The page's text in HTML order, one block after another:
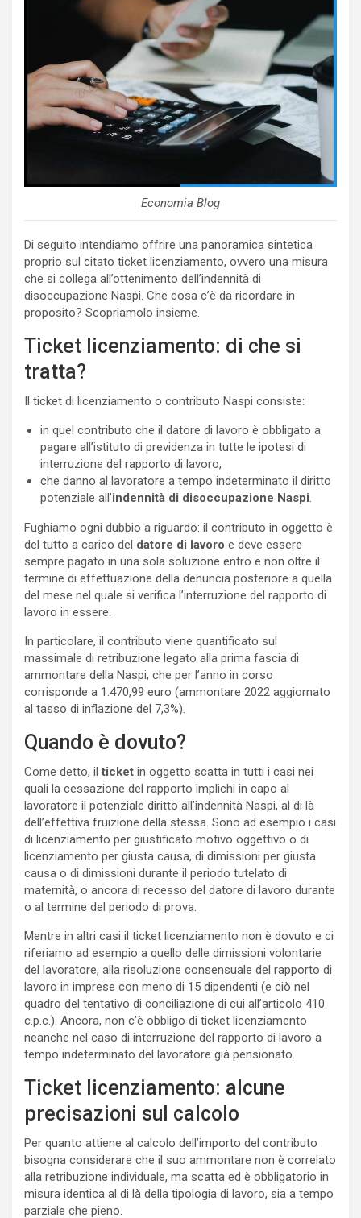
Economia Blog
Di seguito intendiamo offrire una panoramica sintetica
proprio sul citato ticket licenziamento, ovvero una misura
che si collega all’ottenimento dell’indennità di
disoccupazione Naspi. Che cosa c’è da ricordare in
proposito? Scopriamolo insieme.
Ticket licenziamento: di che si
tratta?
Il ticket di licenziamento o contributo Naspi consiste:
in quel contributo che il datore di lavoro è obbligato a
pagare all’istituto di previdenza in tutte le ipotesi di
interruzione del rapporto di lavoro,
che danno al lavoratore a tempo indeterminato il diritto
potenziale all’indennità di disoccupazione Naspi
Fughiamo ogni dubbio a riguardo: il contributo in oggetto è
del tutto a carico del datore di lavoro e deve essere
sempre pagato in una sola soluzione entro e non oltre il
termine di effettuazione della denuncia posteriore a quella
del mese nel quale si verifica l’interruzione del rapporto di
lavoro in essere.
In particolare, il contributo viene quantificato sul
massimale di retribuzione legato alla prima fascia di
ammontare della Naspi, che per l’anno in corso
corrisponde a 1.470,99 euro (ammontare 2022 aggiornato
al tasso di inflazione del 7,3%).
Quando è dovuto?
Come detto, ilticket in oggetto scatta in tutti i casi nei
quali la cessazione del rapporto implichi in capo al
lavoratore il potenziale diritto all’indennità Naspi, al di là
dell’effettiva fruizione della stessa. Sono ad esempio i casi
di licenziamento per giustificato motivo oggettivo o di
licenziamento per giusta causa, di dimissioni per giusta
causa o di dimissioni durante il periodo tutelato di
maternità, o ancora di recesso del datore di lavoro durante
o al termine del periodo di prova.
Mentre in altri casi il ticket licenziamento non è dovuto e ci
riferiamo ad esempio a quello delle dimissioni volontarie
del lavoratore, alla risoluzione consensuale del rapporto di
lavoro in imprese con meno di 15 dipendenti (e ciò nel
quadro del tentativo di conciliazione di cui all’articolo 410
c.p.c.). Ancora, non c’è obbligo di ticket licenziamento
neanche nel caso di interruzione del rapporto di lavoro a
tempo indeterminato del lavoratore già pensionato.
Ticket licenziamento: alcune
precisazioni sul calcolo
Per quanto attiene al calcolo dell’importo del contributo
bisogna considerare che il suo ammontare non è correlato
alla retribuzione individuale, ma scatta ed è obbligatorio in
misura identica al di là della tipologia di lavoro, sia a tempo
parziale che pieno.